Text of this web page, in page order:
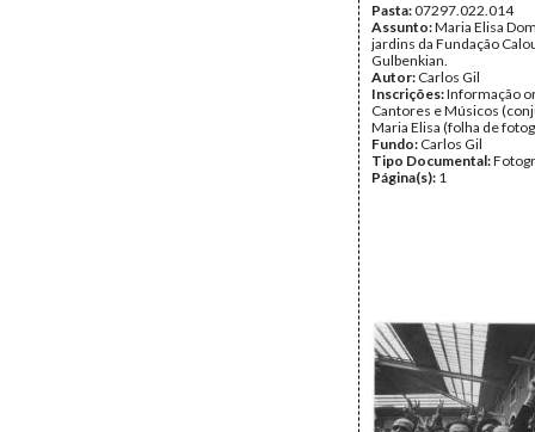
Pasta:07297.022.014
Assunto:Maria Elisa
jardins da Fundação
Gulbenkian.
Autor: Carlos Gil
Inscrições:Informação
Cantores e Músicos
Maria Elisa (folha de
Fundo: Carlos Gil
Tipo Documental:
Página(s): 1